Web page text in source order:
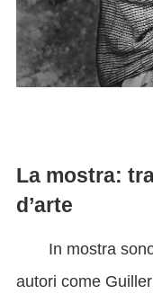
La mostra:
d’arte
In mostra
autori come